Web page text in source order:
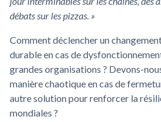
débats sur les pizzas. »
Comment déclencher un
durable en cas de
grandes organisations ? Devons-
manière chaotique en cas de
autre solution pour renforcer la
mondiales ?